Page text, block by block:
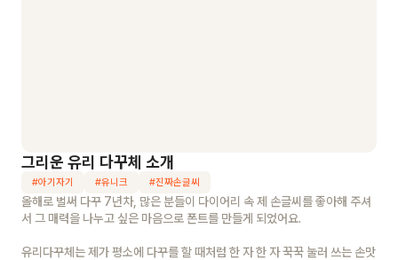
그리운 유리 다꾸체 소개
#아기자기 #유니크 #진짜손글씨
올해로 벌써 다꾸 7년차, 많은 분들이 다이어리 속 제 손글씨를 좋아해 주셔
서 그 매력을 나누고 싶은 마음으로 폰트를 만들게 되었어요.
유리다꾸체는 제가 평소에 다꾸를 할 때처럼 한 자 한 자 꾹꾹 눌러 쓰는 손맛